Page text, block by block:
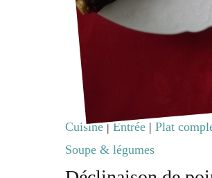
Cuisine| Entrée | Plat
Soupe & légumes